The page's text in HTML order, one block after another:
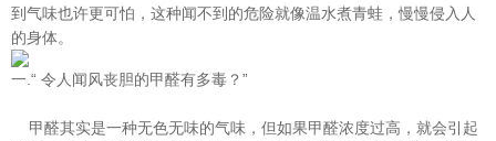
到气味也许更可怕，这种闻不到的危险就像温水煮青蛙，慢慢侵入 人
的身体。
一.“ 令人闻风丧胆的甲醛有多毒？”
甲醛其实是一种无色无味的气味，但如果甲醛浓度过高，就会引起